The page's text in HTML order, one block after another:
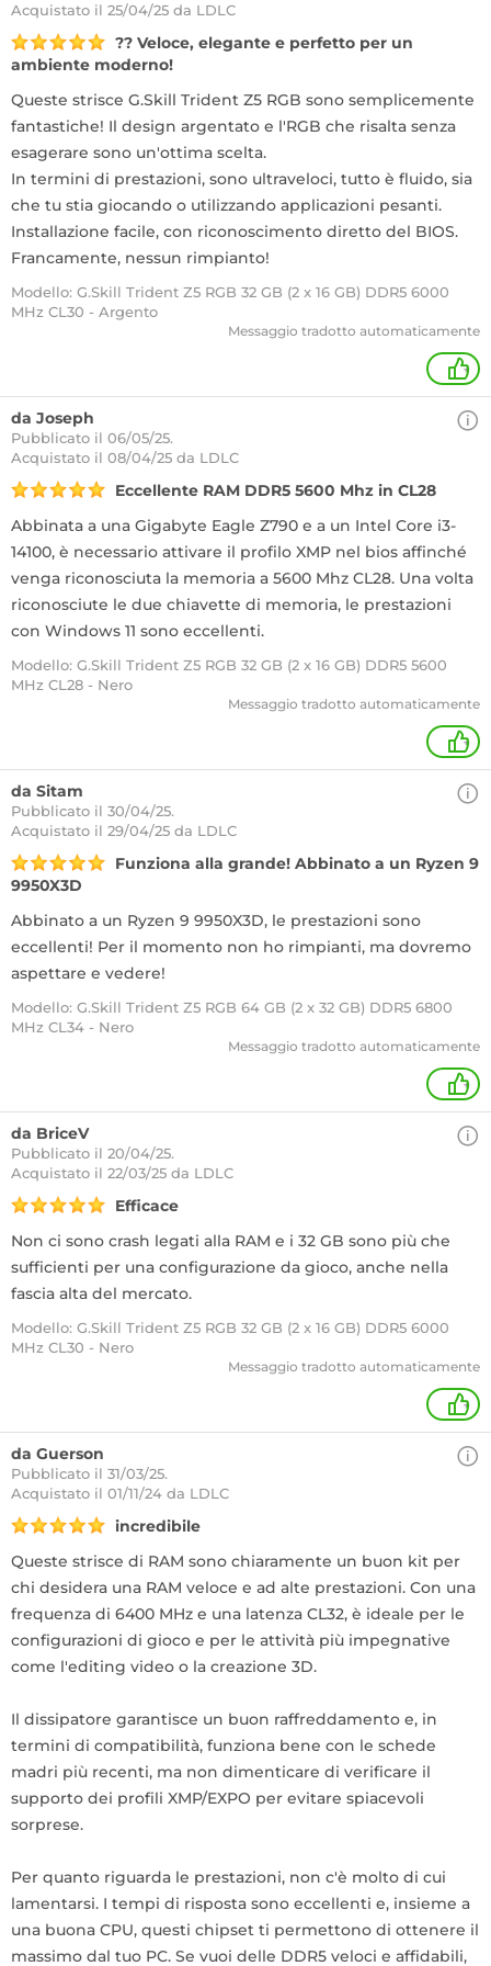
Acquistato il 25/04/25 da LDLC
?? Veloce, elegante e perfetto per un
ambiente moderno!
Queste strisce G.Skill Trident Z5 RGB sono semplicemente
fantastiche! Il design argentato e l'RGB che risalta senza
esagerare sono un'ottima scelta.
In termini di prestazioni, sono ultraveloci, tutto è fluido, sia
che tu stia giocando o utilizzando applicazioni pesanti.
Installazione facile, con riconoscimento diretto del BIOS.
Francamente, nessun rimpianto!
Modello: G.Skill Trident Z5 RGB 32 GB (2 x 16 GB) DDR5 6000
MHz CL30 - Argento
Messaggio tradotto automaticamente
+
da Joseph
Pubblicato il 06/05/25.
Acquistato il 08/04/25 da LDLC
Eccellente RAM DDR5 5600 Mhz in CL28
Abbinata a una Gigabyte Eagle Z790 e a un Intel Core i3-
14100, è necessario attivare il profilo XMP nel bios affinché
venga riconosciuta la memoria a 5600 Mhz CL28. Una volta
riconosciute le due chiavette di memoria, le prestazioni
con Windows 11 sono eccellenti.
Modello: G.Skill Trident Z5 RGB 32 GB (2 x 16 GB) DDR5 5600
MHz CL28 - Nero
Messaggio tradotto automaticamente
+
da Sitam
Pubblicato il 30/04/25.
Acquistato il 29/04/25 da LDLC
Funziona alla grande! Abbinato a un Ryzen 9
9950X3D
Abbinato a un Ryzen 9 9950X3D, le prestazioni sono
eccellenti! Per il momento non ho rimpianti, ma dovremo
aspettare e vedere!
Modello: G.Skill Trident Z5 RGB 64 GB (2 x 32 GB) DDR5 6800
MHz CL34 - Nero
Messaggio tradotto automaticamente
+
da BriceV
Pubblicato il 20/04/25.
Acquistato il 22/03/25 da LDLC
Efficace
Non ci sono crash legati alla RAM e i 32 GB sono più che
sufficienti per una configurazione da gioco, anche nella
fascia alta del mercato.
Modello: G.Skill Trident Z5 RGB 32 GB (2 x 16 GB) DDR5 6000
MHz CL30 - Nero
Messaggio tradotto automaticamente
+
da Guerson
Pubblicato il 31/03/25.
Acquistato il 01/11/24 da LDLC
incredibile
Queste strisce di RAM sono chiaramente un buon kit per
chi desidera una RAM veloce e ad alte prestazioni. Con una
frequenza di 6400 MHz e una latenza CL32, è ideale per le
configurazioni di gioco e per le attività più impegnative
come l'editing video o la creazione 3D.
Il dissipatore garantisce un buon raffreddamento e, in
termini di compatibilità, funziona bene con le schede
madri più recenti, ma non dimenticare di verificare il
supporto dei profili XMP/EXPO per evitare spiacevoli
sorprese.
Per quanto riguarda le prestazioni, non c'è molto di cui
lamentarsi. I tempi di risposta sono eccellenti e, insieme a
una buona CPU, questi chipset ti permettono di ottenere il
massimo dal tuo PC. Se vuoi delle DDR5 veloci e affidabili,